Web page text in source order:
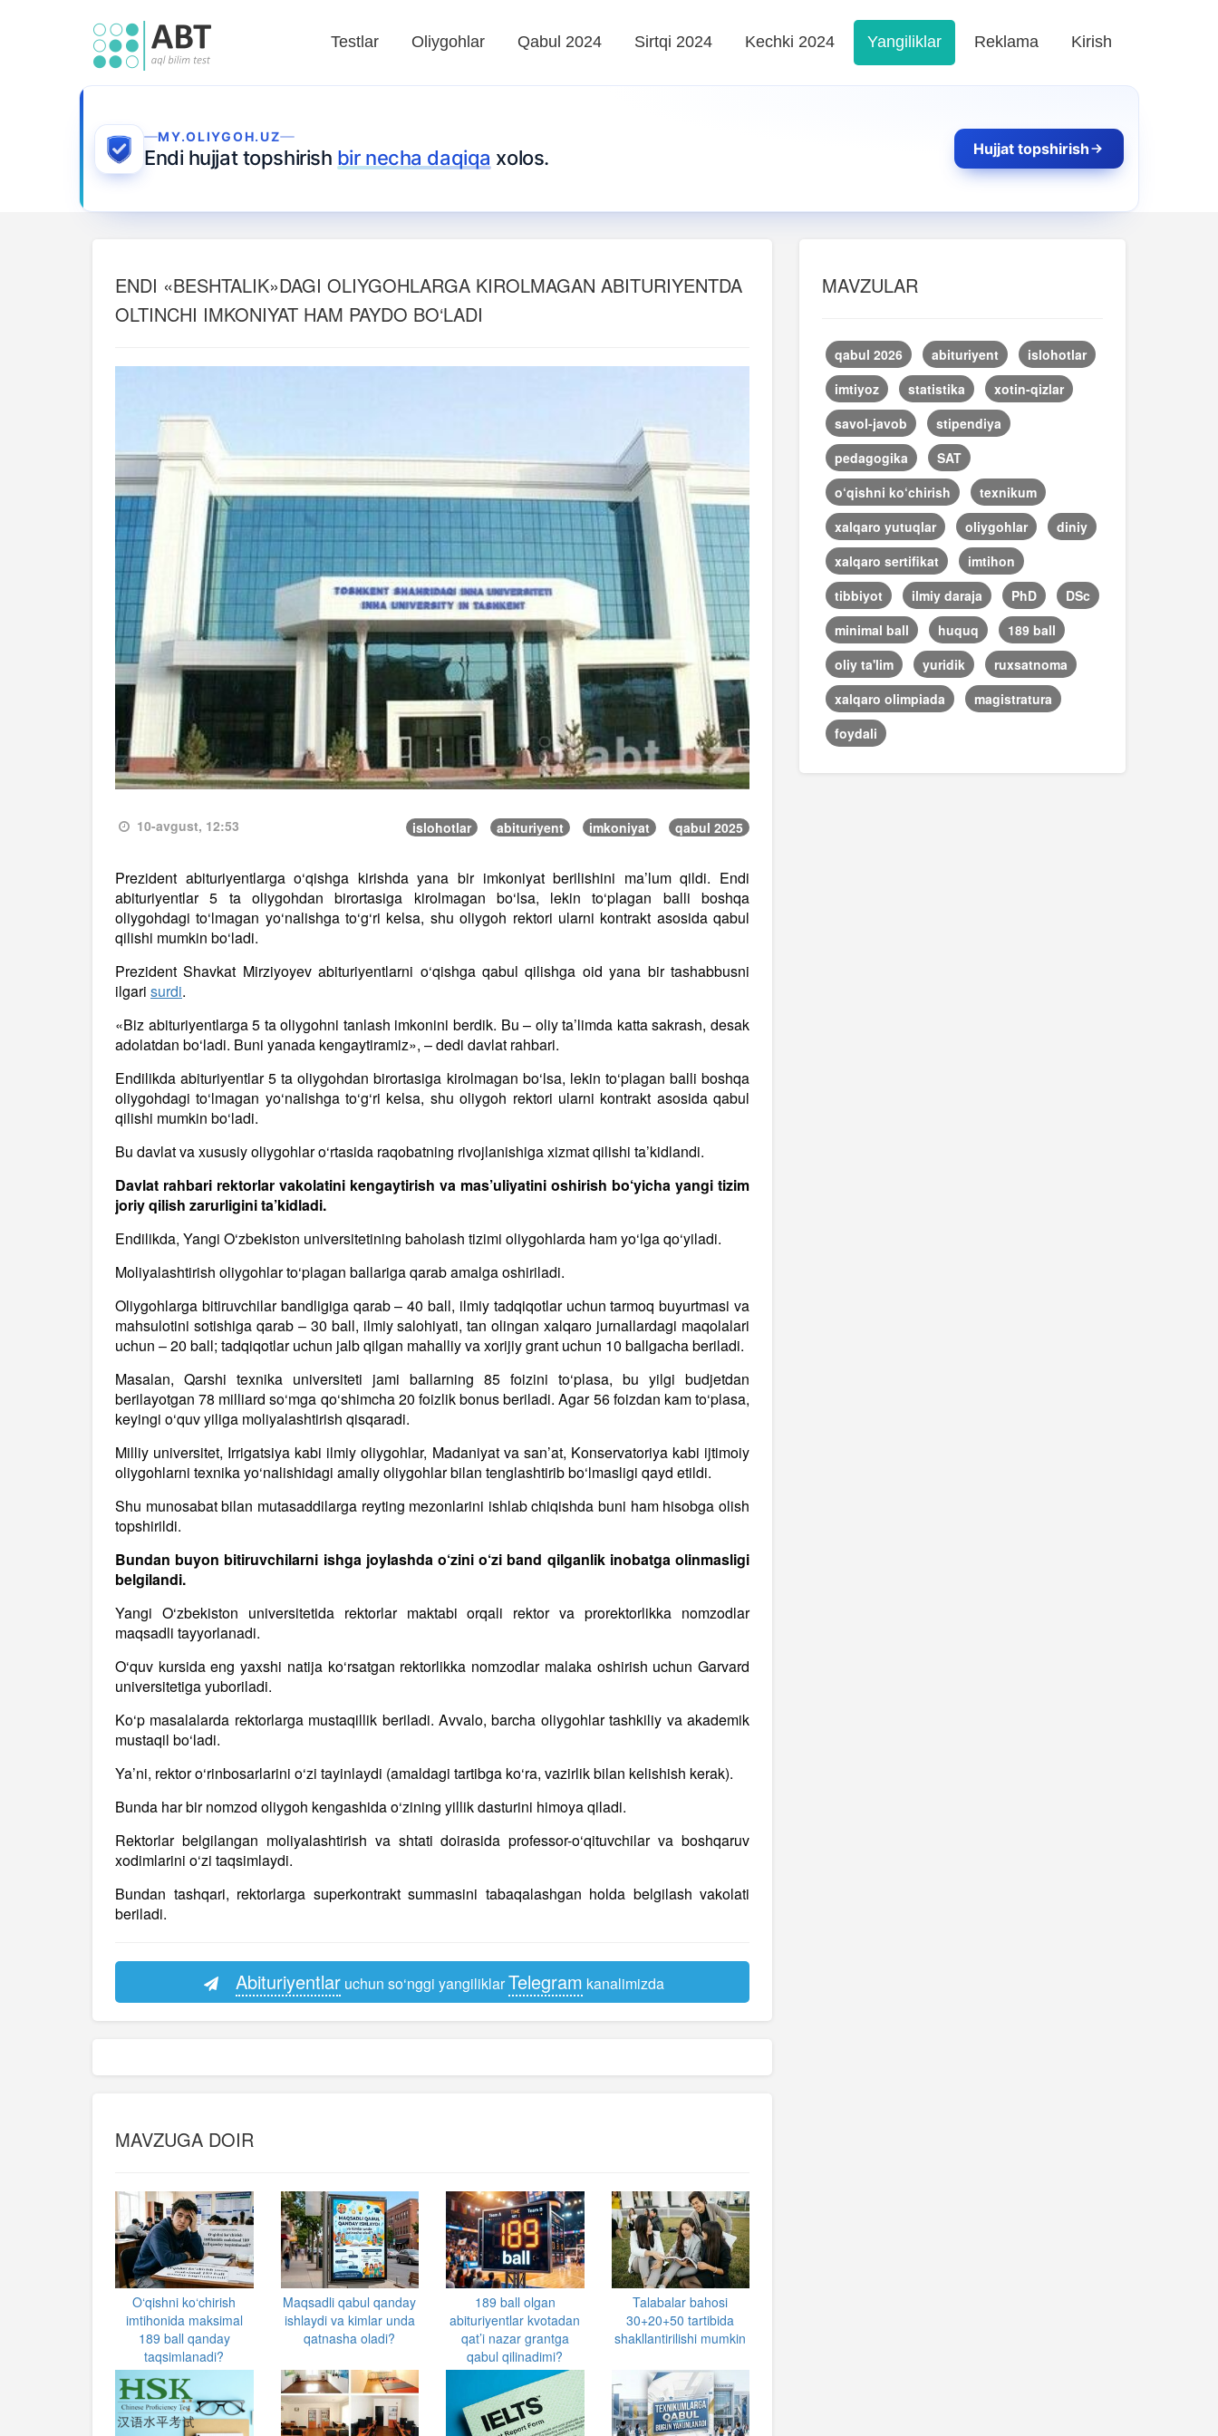
Testlar Oliygohlar Qabul 2024 Sirtqi 2024 Kechki 2024 Yangiliklar Reklama Kirish
MY.OLIYGOH.UZ
Endi hujjat topshirish bir necha daqiqa xolos. Hujjat topshirish
ENDI «BESHTALIK»DAGI OLIYGOHLARGA KIROLMAGAN ABITURIYENTDA
OLTINCHI IMKONIYAT HAM PAYDO BO‘LADI
10-avgust, 12:53 islohotlar abituriyent imkoniyat qabul 2025
Prezident abituriyentlarga o‘qishga kirishda yana bir imkoniyat berilishini ma’lum qildi. Endi
abituriyentlar 5 ta oliygohdan birortasiga kirolmagan bo‘lsa, lekin to‘plagan balli boshqa
oliygohdagi to‘lmagan yo‘nalishga to‘g‘ri kelsa, shu oliygoh rektori ularni kontrakt asosida qabul
qilishi mumkin bo‘ladi.
Prezident Shavkat Mirziyoyev abituriyentlarni o‘qishga qabul qilishga oid yana bir tashabbusni
ilgari surdi.
«Biz abituriyentlarga 5 ta oliygohni tanlash imkonini berdik. Bu – oliy ta’limda katta sakrash, desak
adolatdan bo‘ladi. Buni yanada kengaytiramiz», – dedi davlat rahbari.
Endilikda abituriyentlar 5 ta oliygohdan birortasiga kirolmagan bo‘lsa, lekin to‘plagan balli boshqa
oliygohdagi to‘lmagan yo‘nalishga to‘g‘ri kelsa, shu oliygoh rektori ularni kontrakt asosida qabul
qilishi mumkin bo‘ladi.
Bu davlat va xususiy oliygohlar o‘rtasida raqobatning rivojlanishiga xizmat qilishi ta’kidlandi.
Davlat rahbari rektorlar vakolatini kengaytirish va mas’uliyatini oshirish bo‘yicha yangi tizim
joriy qilish zarurligini ta’kidladi.
Endilikda, Yangi O‘zbekiston universitetining baholash tizimi oliygohlarda ham yo‘lga qo‘yiladi.
Moliyalashtirish oliygohlar to‘plagan ballariga qarab amalga oshiriladi.
Oliygohlarga bitiruvchilar bandligiga qarab – 40 ball, ilmiy tadqiqotlar uchun tarmoq buyurtmasi va
mahsulotini sotishiga qarab – 30 ball, ilmiy salohiyati, tan olingan xalqaro jurnallardagi maqolalari
uchun – 20 ball; tadqiqotlar uchun jalb qilgan mahalliy va xorijiy grant uchun 10 ballgacha beriladi.
Masalan, Qarshi texnika universiteti jami ballarning 85 foizini to‘plasa, bu yilgi budjetdan
berilayotgan 78 milliard so‘mga qo‘shimcha 20 foizlik bonus beriladi. Agar 56 foizdan kam to‘plasa,
keyingi o‘quv yiliga moliyalashtirish qisqaradi.
Milliy universitet, Irrigatsiya kabi ilmiy oliygohlar, Madaniyat va san’at, Konservatoriya kabi ijtimoiy
oliygohlarni texnika yo‘nalishidagi amaliy oliygohlar bilan tenglashtirib bo‘lmasligi qayd etildi.
Shu munosabat bilan mutasaddilarga reyting mezonlarini ishlab chiqishda buni ham hisobga olish
topshirildi.
Bundan buyon bitiruvchilarni ishga joylashda o‘zini o‘zi band qilganlik inobatga olinmasligi
belgilandi.
Yangi O‘zbekiston universitetida rektorlar maktabi orqali rektor va prorektorlikka nomzodlar
maqsadli tayyorlanadi.
O‘quv kursida eng yaxshi natija ko‘rsatgan rektorlikka nomzodlar malaka oshirish uchun Garvard
universitetiga yuboriladi.
Ko‘p masalalarda rektorlarga mustaqillik beriladi. Avvalo, barcha oliygohlar tashkiliy va akademik
mustaqil bo‘ladi.
Ya’ni, rektor o‘rinbosarlarini o‘zi tayinlaydi (amaldagi tartibga ko‘ra, vazirlik bilan kelishish kerak).
Bunda har bir nomzod oliygoh kengashida o‘zining yillik dasturini himoya qiladi.
Rektorlar belgilangan moliyalashtirish va shtati doirasida professor-o‘qituvchilar va boshqaruv
xodimlarini o‘zi taqsimlaydi.
Bundan tashqari, rektorlarga superkontrakt summasini tabaqalashgan holda belgilash vakolati
beriladi.
Abituriyentlaruchun so‘nggi yangiliklarTelegram kanalimizda
MAVZUGA DOIR
O‘qishni ko‘chirish
imtihonida maksimal
189 ball qanday
taqsimlanadi?
Maqsadli qabul qanday
ishlaydi va kimlar unda
qatnasha oladi?
189 ball olgan
abituriyentlar kvotadan
qat’i nazar grantga
qabul qilinadimi?
Talabalar bahosi
30+20+50 tartibida
shakllantirilishi mumkin
MAVZULAR
qabul 2026 abituriyent
islohotlar
imtiyoz
statistika
xotin-qizlar
savol-javob
stipendiya
pedagogika
SAT
o‘qishni ko‘chirish
texnikum
xalqaro yutuqlar
oliygohlar
diniy
xalqaro sertifikat
imtihon
tibbiyot
ilmiy daraja PhD
DSc
minimal ball
huquq
189 ball
oliy ta'lim
yuridik
ruxsatnoma
xalqaro olimpiada
magistratura
foydali